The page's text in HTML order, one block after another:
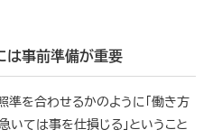
は事前準備が重要
を合わせるかのように「働き方
急いては事を仕損じる」ということ